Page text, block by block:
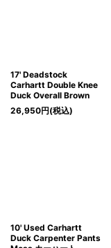
17' Deadstock
Carhartt Double Knee
Duck Overall Brown
26,950円(税込)
10' Used Carhartt
Duck Carpenter Pants